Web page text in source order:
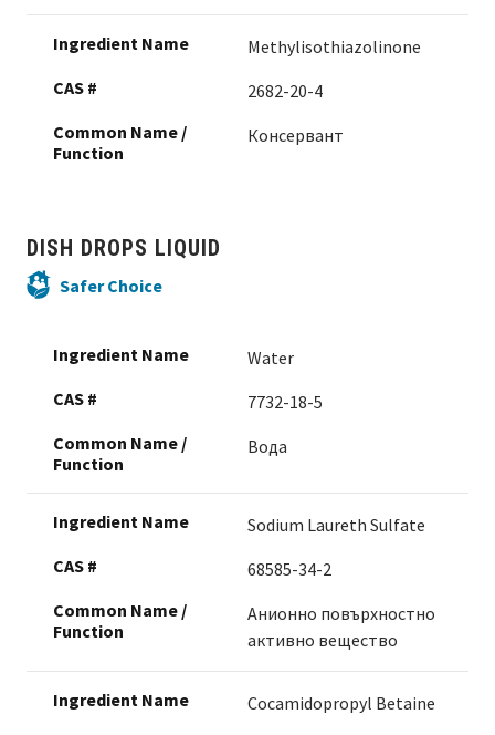
Methylisothiazolinone
2682-20-4
Консервант
DISH DROPS LIQUID
Safer Choice
Water
7732-18-5
Вода
Sodium Laureth Sulfate
68585-34-2
Анионно повърхностно
активно вещество
Cocamidopropyl Betaine